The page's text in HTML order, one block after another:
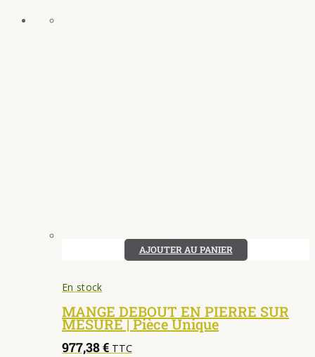
AJOUTER AU PANIER
MANGE DEBOUT EN PIERRE SUR
MESURE | Pièce Unique
977,38€ TTC
En stock